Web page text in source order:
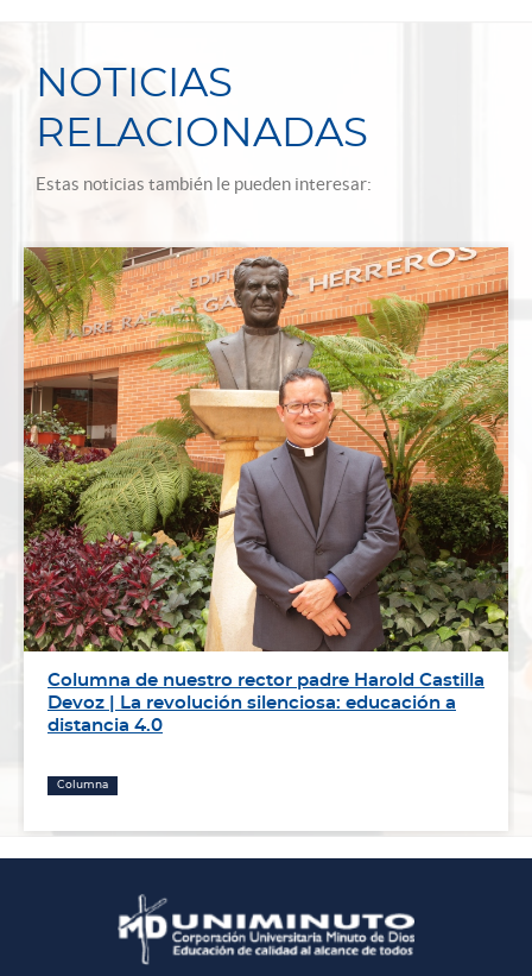
NOTICIAS
RELACIONADAS
Estas noticias también le pueden interesar:
Columna de nuestro rector padre Harold Castilla
Devoz | La revolución silenciosa: educación a
distancia 4.0
Columna